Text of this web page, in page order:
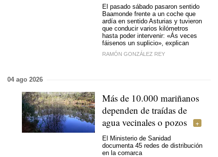
El pasado sábado pasaron sentido
Baamonde frente a un coche que
ardía en sentido Asturias y tuvieron
que conducir varios kilómetros
hasta poder intervenir: «Ás veces
fáisenos un suplicio» , explican
RAMÓN GONZÁLEZ REY
04 ago 2026
Más de 10.000 mariñanos
dependen de traídas de
agua vecinales o pozos
El Ministerio de Sanidad
documenta 45 redes de distribución
en la comarca